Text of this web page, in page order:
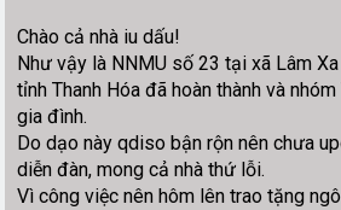
Chào cả nhà iu dấu!
Như vậy là NNMU số 23 tại xã Lâm
tỉnh Thanh Hóa đã hoàn thành và
gia đình.
Do dạo này qdiso bận rộn nên chưa
diễn đàn, mong cả nhà thứ lỗi.
Vì công việc nên hôm lên trao tặng